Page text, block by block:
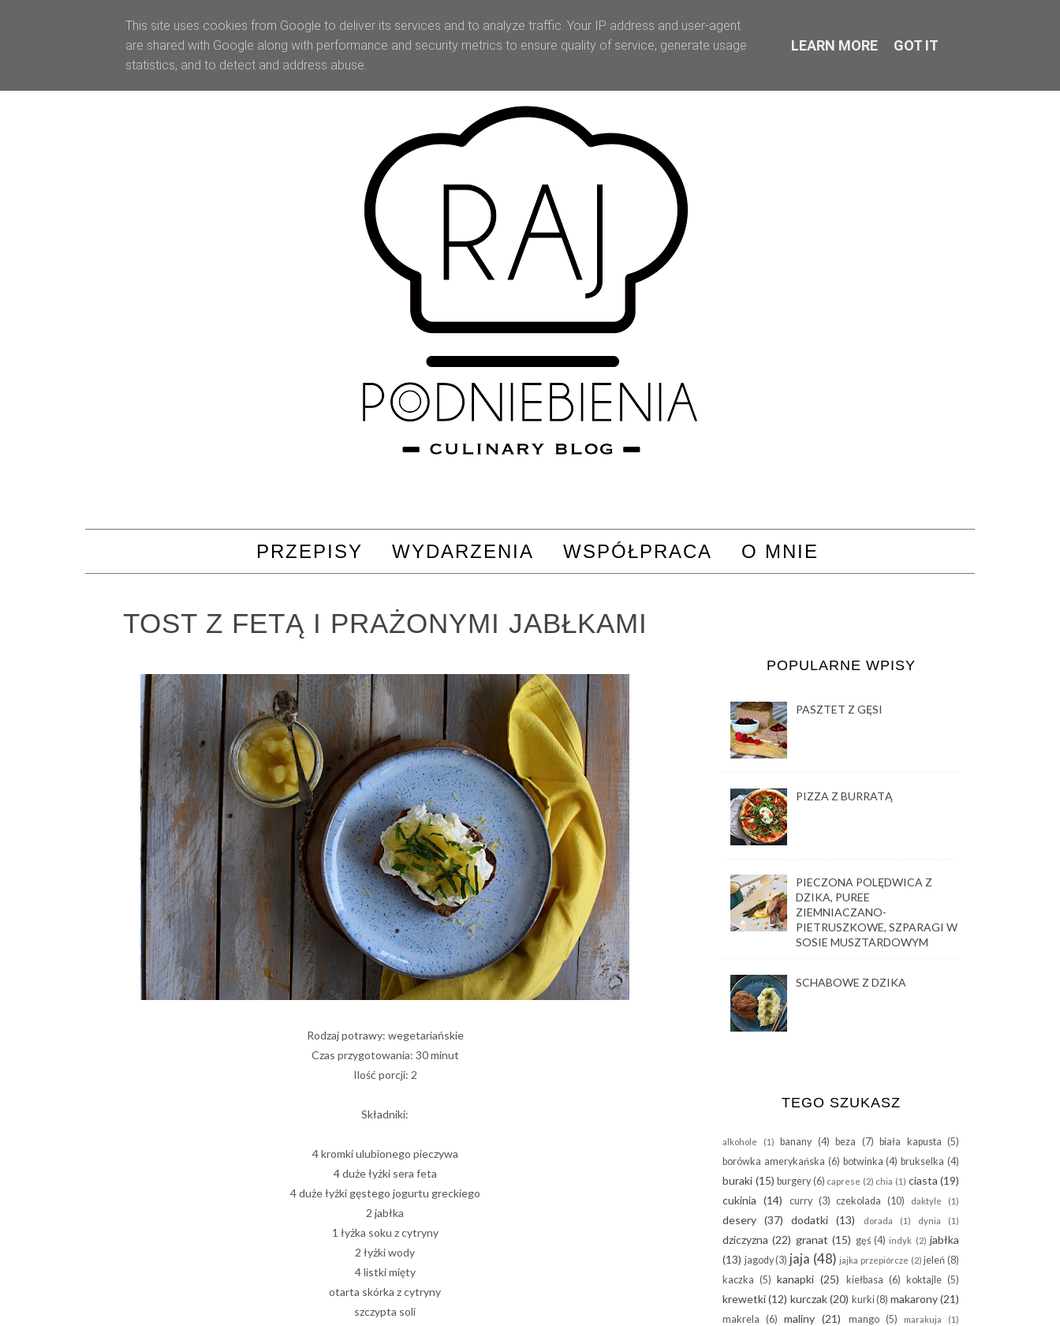
PRZEPISY WYDARZENIA WSPÓŁPRACA O MNIE
TOST Z FETĄ I PRAŻONYMI JABŁKAMI
Rodzaj potrawy: wegetariańskie
Czas przygotowania: 30 minut
Ilość porcji: 2
Składniki:
4 kromki ulubionego pieczywa
4 duże łyżki sera feta
4 duże łyżki gęstego jogurtu greckiego
2 jabłka
1 łyżka soku z cytryny
2 łyżki wody
4 listki mięty
otarta skórka z cytryny
szczypta soli
POPULARNE WPISY
PASZTET Z GĘSI
PIZZA Z BURRATĄ
PIECZONA POLĘDWICA Z
DZIKA, PUREE
ZIEMNIACZANO-
PIETRUSZKOWE, SZPARAGI W
SOSIE MUSZTARDOWYM
SCHABOWE Z DZIKA
TEGO SZUKASZ
alkohole (1) banany (4) beza (7) biała kapusta (5)
borówka amerykańska (6) botwinka (4) brukselka (4)
buraki (15) burgery(6) caprese (2) chia (1) ciasta (19)
cukinia (14) curry (3) czekolada (10) daktyle (1)
desery (37) dodatki (13) dorada (1) dynia (1)
dziczyzna (22) granat (15) gęś (4) indyk (2) jabłka
(13) jagody(3) jaja (48) jajka przepiórcze (2) jeleń (8)
kaczka (5) kanapki (25) kiełbasa (6) koktajle (5)
krewetki (12) kurczak (20) kurki(8) makarony (21)
makrela (6) maliny (21) mango (5) marakuja (1)
This site uses cookies from Google to deliver its services and to analyze traffic. Your IP address and user-agent
are shared with Google along with performance and security metrics to ensure quality of service, generate usage
statistics, and to detect and address abuse.
LEARN MORE GOT IT